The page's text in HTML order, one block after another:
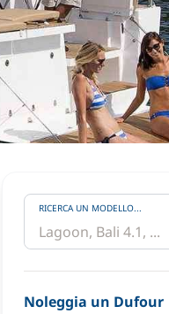
RICERCA UN MODELLO...
Noleggia un Dufour